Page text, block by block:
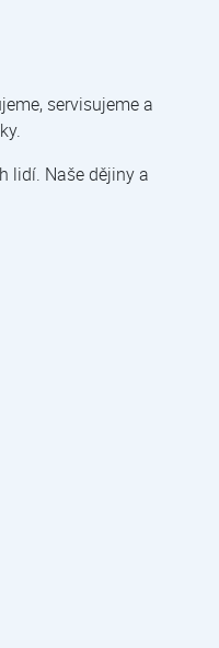
servisujeme a
lidí. Naše dějiny a